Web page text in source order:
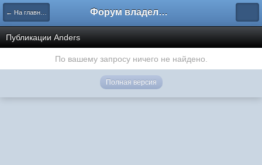
← На главную Форум владельцев интернет-магазинов
Публикации Anders
По вашему запросу ничего не найдено.
Полная версия